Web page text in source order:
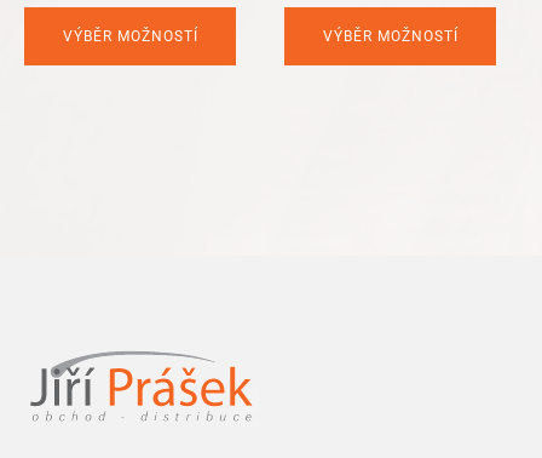
was:
160 Kč.99 Kč.
VÝBĚR MOŽNOSTÍ VÝBĚR MOŽNOSTÍ